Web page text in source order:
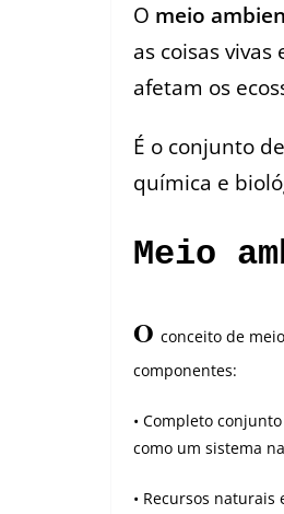
O meio
as coisas
afetam os
É o conjunto
química e
Meio
O conceito de
componentes:
• Completo
como um sistema
• Recursos